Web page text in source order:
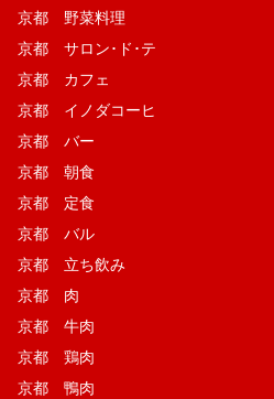
京都 野菜料理
京都 サロン･ド･テ
京都 カフェ
京都 イノダコーヒ
京都 バー
京都 朝食
京都 定食
京都 バル
京都 立ち飲み
京都 肉
京都 牛肉
京都 鶏肉
京都 鴨肉